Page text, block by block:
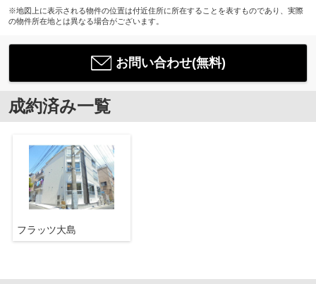
※地図上に表示される物件の位置は付近住所に所在することを表すものであり、実際
の物件所在地とは異なる場合がございます。
お問い合わせ(無料)
成約済み一覧
フラッツ大島